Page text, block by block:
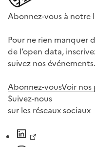
Abonnez-vous à
Pour ne rien manquer
de l’open data,
suivez nos événements.
Abonnez-vousVoir nos
Suivez-nous
sur les réseaux sociaux